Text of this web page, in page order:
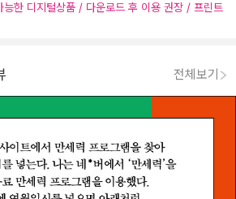
능한 디지털상품 / 다운로드 후 이용 권장 / 프린트
전체보기